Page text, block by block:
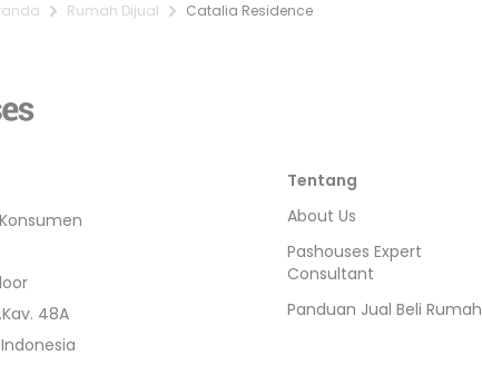
Rumah Dijual Catalia Residence
48A
Tentang
About Us
Pashouses Expert
Consultant
Panduan Jual Beli Rumah